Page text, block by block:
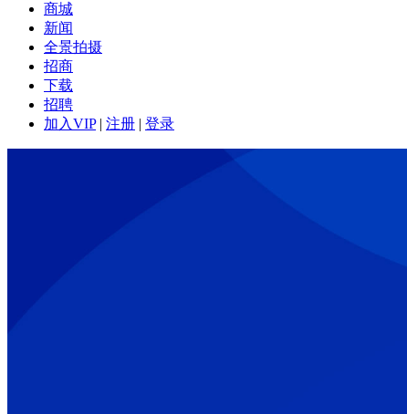
商城
新闻
全景拍摄
招商
下载
招聘
加入VIP | 注册 | 登录